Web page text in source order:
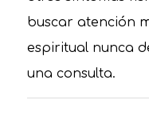
buscar atención
espiritual nunca
una consulta.